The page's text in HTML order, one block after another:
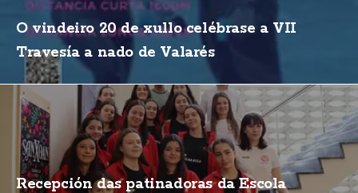
O vindeiro 20 de xullo celébrase a VII
Travesía a nado de Valarés
Recepción das patinadoras da Escola